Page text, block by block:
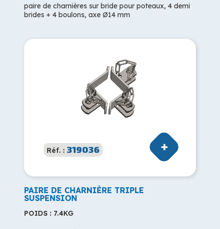
paire de charnières sur bride pour poteaux, 4 demi
brides + 4 boulons, axe Ø14 mm
Réf. : 319036
PAIRE DE CHARNIÈRE TRIPLE
SUSPENSION
POIDS : 7.4KG